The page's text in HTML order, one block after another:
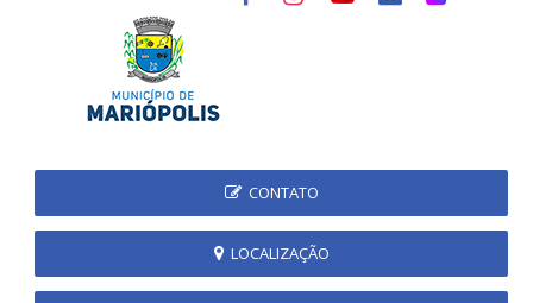
CONTATO
LOCALIZAÇÃO